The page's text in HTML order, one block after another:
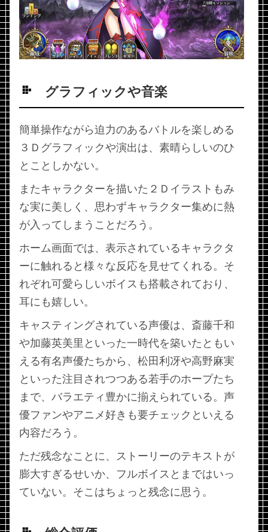
グラフィックや音楽
簡単操作ながら迫力のあるバトルを楽しめる
３Ｄグラフィックや演出は、素晴らしいのひ
とことしかない。
またキャラクターを描いた２Ｄイラストもみ
な実に美しく、思わずキャラクター集めに熱
が入ってしまうことだろう。
ホーム画面では、表示されているキャラクタ
ーに触れると様々な反応を見せてくれる。そ
れぞれ可愛らしいボイスも搭載されており、
耳にも嬉しい。
キャスティングされている声優は、斎藤千和
や加藤英美里といった一時代を築いたともい
える有名声優たちから、松田利冴や高野麻実
といった注目されつつある若手のホープたち
まで、バラエティ豊かに揃えられている。声
優ファンやアニメ好きも要チェックといえる
内容だろう。
ただ残念なことに、ストーリーのテキストが
膨大すぎるせいか、フルボイスとまではいっ
ていない。そこはちょっと残念に思う。